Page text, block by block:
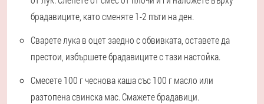
брадавиците, като сменяте 1-2 пъти на ден.
Сварете лука в оцет заедно с обвивката, оставете да
престои, избършете брадавиците с тази настойка.
Смесете 100 г чеснова каша със 100 г масло или
разтопена свинска мас. Смажете брадавици.